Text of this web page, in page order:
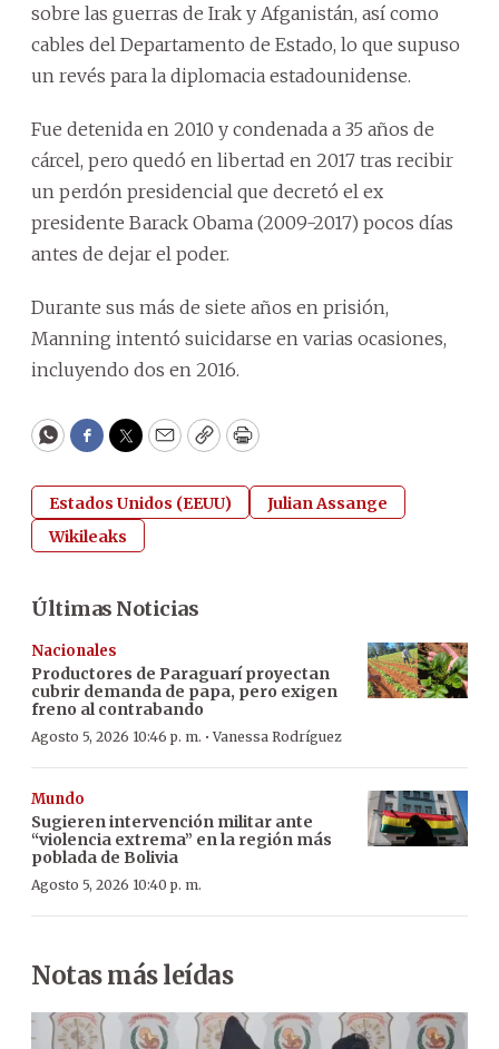
sobre las guerras de Irak y Afganistán, así como
cables del Departamento de Estado, lo que supuso
un revés para la diplomacia estadounidense.
Fue detenida en 2010 y condenada a 35 años de
cárcel, pero quedó en libertad en 2017 tras recibir
un perdón presidencial que decretó el ex
presidente Barack Obama (2009-2017) pocos días
antes de dejar el poder.
Durante sus más de siete años en prisión,
Manning intentó suicidarse en varias ocasiones,
incluyendo dos en 2016.
WhatsApp
Facebook
Twitter
EmailCopyPrint
Estados Unidos (EEUU)
Julian Assange
Wikileaks
Últimas Noticias
Nacionales
Productores de Paraguarí proyectan
cubrir demanda de papa, pero exigen
freno al contrabando
Agosto 5, 2026 10:46 p. m. ·Vanessa Rodríguez
Mundo
Sugieren intervención militar ante
“violencia extrema” en la región más
poblada de Bolivia
Agosto 5, 2026 10:40 p. m.
Notas más leídas